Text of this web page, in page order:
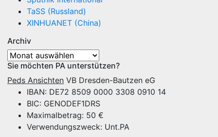
TaSS (Russland)
XINHUANET (China)
Archiv
Archiv
Sie möchten PA unterstützen?
Peds Ansichten VB Dresden-Bautzen eG
IBAN: DE72 8509 0000 3308 0910 14
BIC: GENODEF1DRS
Maximalbetrag: 50 €
Verwendungszweck: Unt.PA